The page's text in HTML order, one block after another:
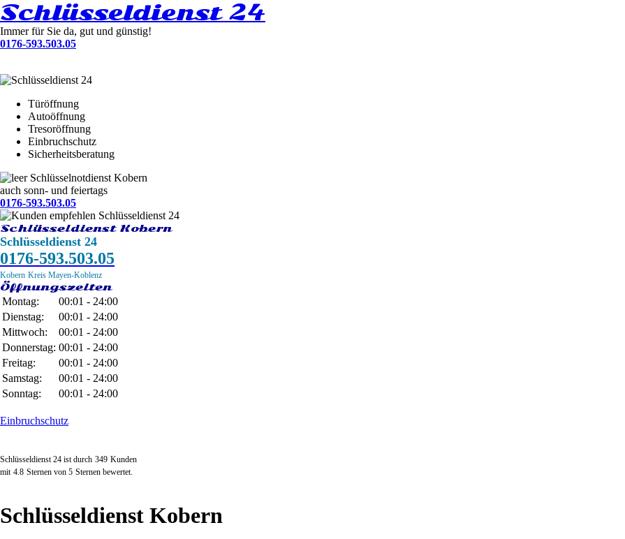
Schlüsseldienst 24
Immer für Sie da, gut und günstig!
0176-593.503.05
Türöffnung
Autoöffnung
Tresoröffnung
Einbruchschutz
Sicherheitsberatung
Schlüsselnotdienst Kobern
auch sonn- und feiertags
0176-593.503.05
Schlüsseldienst Kobern
Schlüsseldienst 24
0176-593.503.05
Kobern Kreis Mayen-Koblenz
Öffnungszeiten
Montag:
00:01 - 24:00
Dienstag:
00:01 - 24:00
Mittwoch:
00:01 - 24:00
Donnerstag: 00:01 - 24:00
Freitag:
00:01 - 24:00
Samstag:
00:01 - 24:00
Sonntag:
00:01 - 24:00
Einbruchschutz
Schlüsseldienst 24 ist durch 349 Kunden
mit 4.8 Sternen von 5 Sternen bewertet.
Schlüsseldienst Kobern